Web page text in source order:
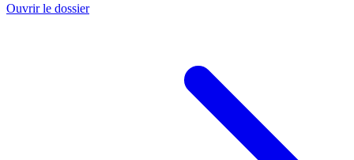
Ouvrir le dossier